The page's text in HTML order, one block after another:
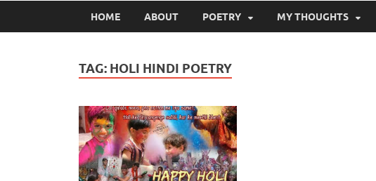
HOME ABOUT POETRY MY THOUGHTS
TAG: HOLI HINDI POETRY